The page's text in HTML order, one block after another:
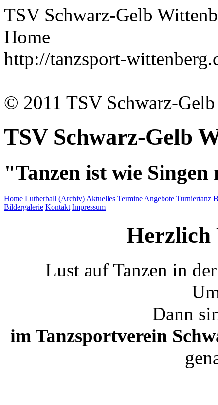
TSV Schwarz-Gelb
Home
http://tanzsport-
© 2011 TSV Schwarz-
TSV Schwarz-Gelb
"Tanzen ist wie
Home Lutherball (Archiv) Aktuelles Termine Angebote Turniertanz
Bildergalerie Kontakt Impressum
Herzlich
Lust auf Tanzen in
Dann
im Tanzsportverein